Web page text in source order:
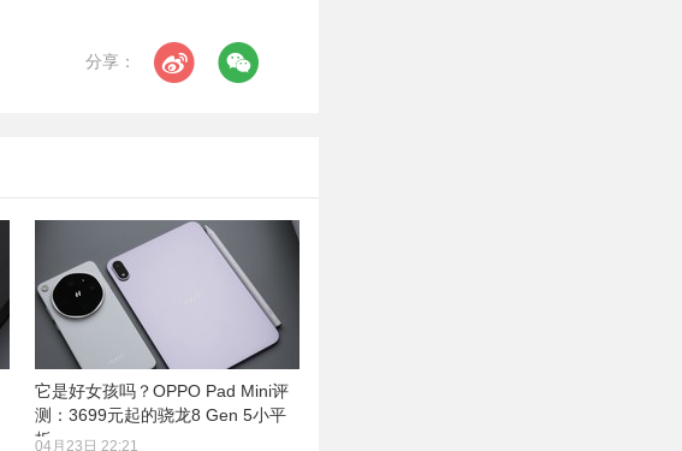
分享：
它是好女孩吗？OPPO Pad Mini评
测：3699元起的骁龙8 Gen 5小平
板
04月23日 22:21